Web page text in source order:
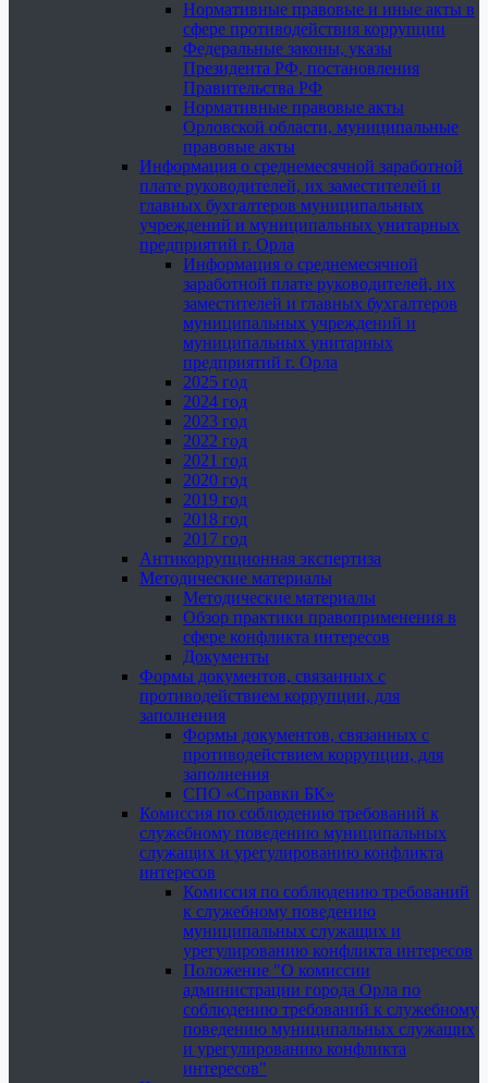
Нормативные правовые и иные акты в
сфере противодействия коррупции
Федеральные законы, указы
Президента РФ, постановления
Правительства РФ
Нормативные правовые акты
Орловской области, муниципальные
правовые акты
Информация о среднемесячной заработной
плате руководителей, их заместителей и
главных бухгалтеров муниципальных
учреждений и муниципальных унитарных
предприятий г. Орла
Информация о среднемесячной
заработной плате руководителей, их
заместителей и главных бухгалтеров
муниципальных учреждений и
муниципальных унитарных
предприятий г. Орла
2025 год
2024 год
2023 год
2022 год
2021 год
2020 год
2019 год
2018 год
2017 год
Антикоррупционная экспертиза
Методические материалы
Методические материалы
Обзор практики правоприменения в
сфере конфликта интересов
Документы
Формы документов, связанных с
противодействием коррупции, для
заполнения
Формы документов, связанных с
противодействием коррупции, для
заполнения
СПО «Справки БК»
Комиссия по соблюдению требований к
служебному поведению муниципальных
служащих и урегулированию конфликта
интересов
Комиссия по соблюдению требований
к служебному поведению
муниципальных служащих и
урегулированию конфликта интересов
Положение "О комиссии
администрации города Орла по
соблюдению требований к служебному
поведению муниципальных служащих
и урегулированию конфликта
интересов"